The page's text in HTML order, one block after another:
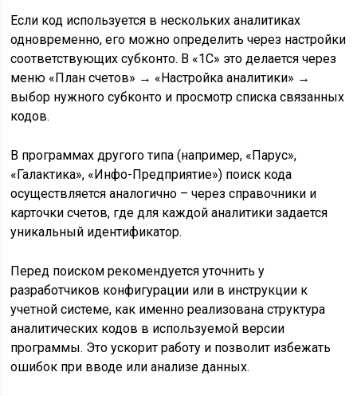
Если код используется в нескольких аналитиках
одновременно, его можно определить через настройки
соответствующих субконто. В «1С» это делается через
меню «План счетов» → «Настройка аналитики» →
выбор нужного субконто и просмотр списка связанных
кодов.
В программах другого типа (например, «Парус»,
«Галактика», «Инфо-Предприятие») поиск кода
осуществляется аналогично – через справочники и
карточки счетов, где для каждой аналитики задается
уникальный идентификатор.
Перед поиском рекомендуется уточнить у
разработчиков конфигурации или в инструкции к
учетной системе, как именно реализована структура
аналитических кодов в используемой версии
программы. Это ускорит работу и позволит избежать
ошибок при вводе или анализе данных.